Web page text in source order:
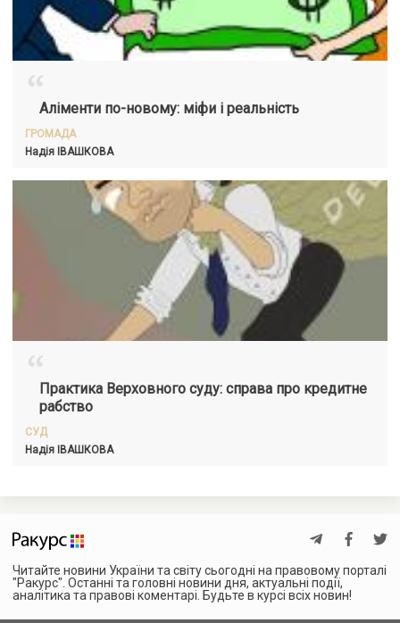
“Аліменти по-новому: міфи і реальність
ГРОМАДА
Надія ІВАШКОВА
“Практика Верховного суду: справа про кредитне
рабство
СУД
Надія ІВАШКОВА
Читайте новини України та світу сьогодні на правовому порталі
"Ракурс". Останні та головні новини дня, актуальні події,
аналітика та правові коментарі. Будьте в курсі всіх новин!